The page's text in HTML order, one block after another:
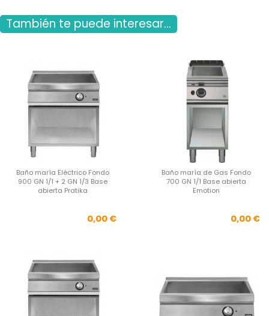
También te puede interesar...
Baño maría Eléctrico Fondo
900 GN 1/1 + 2 GN 1/3 Base
abierta Pratika
Precio
0,00 €
Baño maría de Gas Fondo
700 GN 1/1 Base abierta
Emotion
0,00 €